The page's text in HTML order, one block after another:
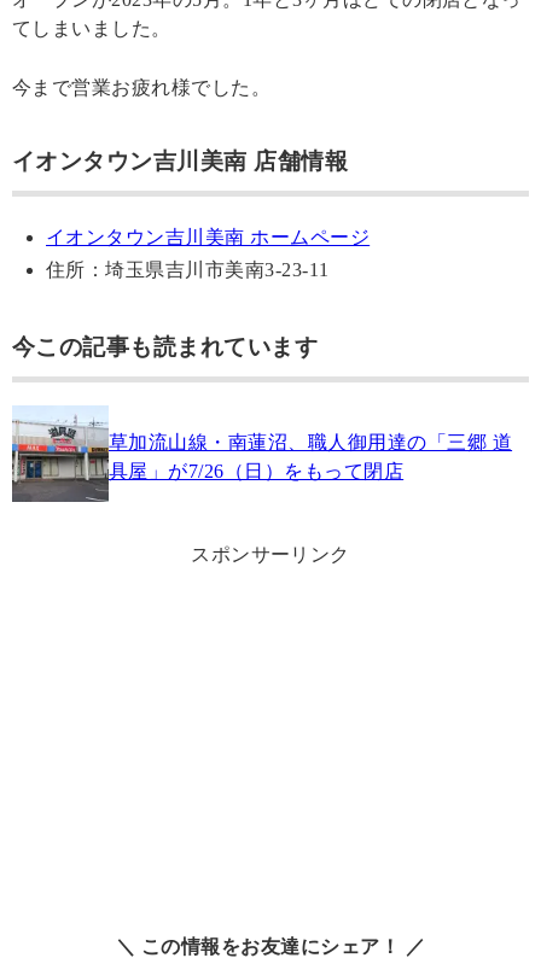
てしまいました。
今まで営業お疲れ様でした。
イオンタウン吉川美南 店舗情報
イオンタウン吉川美南 ホームページ
住所：埼玉県吉川市美南3-23-11
今この記事も読まれています
草加流山線・南蓮沼、職人御用達の「三郷 道
具屋」が7/26（日）をもって閉店
スポンサーリンク
＼ この情報をお友達にシェア！ ／